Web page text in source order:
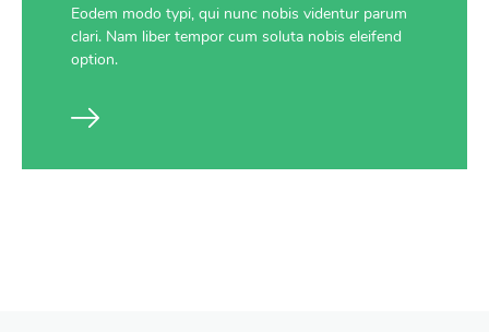
Eodem modo typi, qui nunc nobis videntur parum
clari. Nam liber tempor cum soluta nobis eleifend
option.